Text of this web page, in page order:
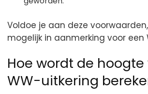
Voldoe je aan deze
mogelijk in aanmerking voor een
Hoe wordt de
WW-uitkering